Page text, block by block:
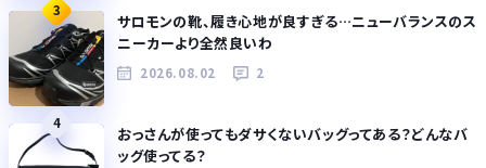
3
サロモンの靴、履き心地が良すぎる…ニューバランスのス
ニーカーより全然良いわ
2026.08.02 2
4
おっさんが使ってもダサくないバッグってある？どんなバ
ッグ使ってる？